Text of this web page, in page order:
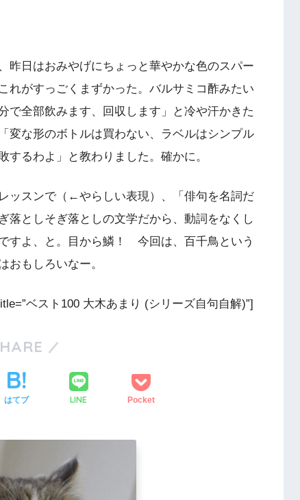
昨日はおみやげにちょっと華やかな色のスパー
れがすっごくまずかった。バルサミコ酢みたい
で全部飲みます、回収します」と冷や汗かきた
変な形のボトルは買わない、ラベルはシンプル
るわよ」と教わりました。確かに。
ッスンで（←やらしい表現）、「俳句を名詞だ
落としそぎ落としの文学だから、動詞をなくし
すよ、と。目から鱗！ 今回は、百千鳥という
おもしろいなー。
ベスト100 大木あまり (シリーズ自句自解)”]
はてブ LINE Pocket